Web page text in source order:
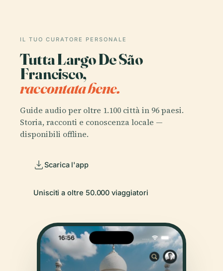
IL TUO CURATORE PERSONALE
Tutta Largo De São
Francisco,
raccontata bene.
Guide audio per oltre 1.100 città in 96 paesi.
Storia, racconti e conoscenza locale —
disponibili offline.
Scarica l'app
Unisciti a oltre 50.000 viaggiatori